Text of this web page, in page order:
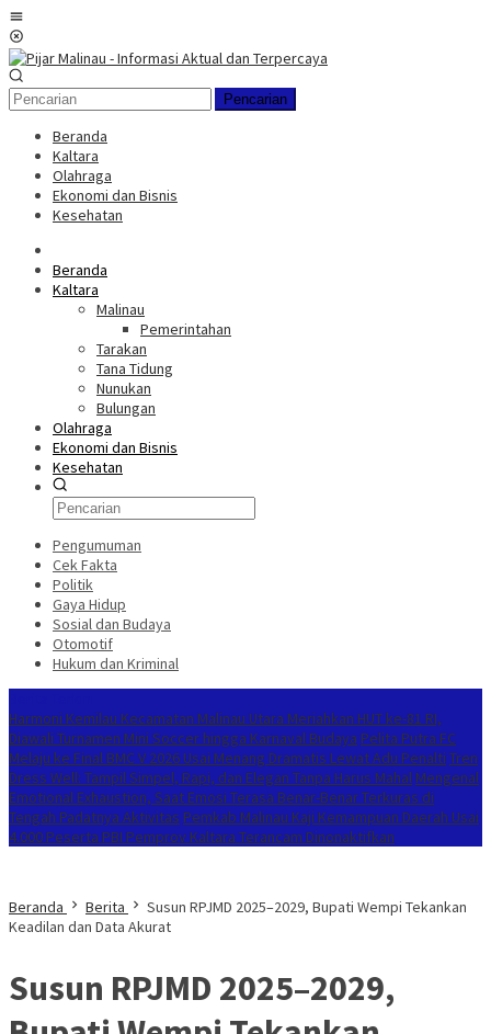
Loncat
ke
konten
Pencarian
Beranda
Kaltara
Olahraga
Ekonomi dan Bisnis
Kesehatan
Beranda
Kaltara
Malinau
Pemerintahan
Tarakan
Tana Tidung
Nunukan
Bulungan
Olahraga
Ekonomi dan Bisnis
Kesehatan
Pengumuman
Cek Fakta
Politik
Gaya Hidup
Sosial dan Budaya
Otomotif
Hukum dan Kriminal
Harmoni Kemilau Kecamatan Malinau Utara Meriahkan HUT ke-81 RI,
Diawali Turnamen Mini Soccer hingga Karnaval Budaya Pelita Putra FC
Melaju ke Final BMC V 2026 Usai Menang Dramatis Lewat Adu Penalti Tren
Dress Well: Tampil Simpel, Rapi, dan Elegan Tanpa Harus MahalMengenal
Emotional Exhaustion, Saat Emosi Terasa Benar-Benar Terkuras di
Tengah Padatnya Aktivitas Pemkab Malinau Kaji Kemampuan Daerah Usai
4.000 Peserta PBI Pemprov Kaltara Terancam Dinonaktifkan
Beranda Berita
Susun RPJMD 2025–2029, Bupati Wempi Tekankan
Keadilan dan Data Akurat
Susun RPJMD 2025–2029,